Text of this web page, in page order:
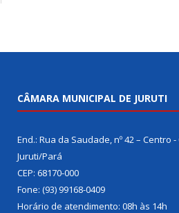
CÂMARA MUNICIPAL DE JURUTI
End.: Rua da Saudade, nº 42 – Centro -
Juruti/Pará
CEP: 68170-000
Fone: (93) 99168-0409
Horário de atendimento: 08h às 14h